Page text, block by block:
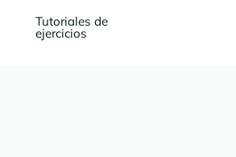
Tutoriales de
ejercicios